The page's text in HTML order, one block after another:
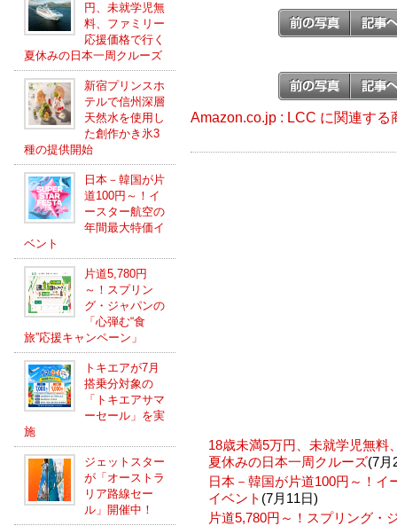
円、未就学児無
料、ファミリー
応援価格で行く
夏休みの日本一周クルーズ
新宿プリンスホ
テルで信州深層
天然水を使用し
た創作かき氷3
種の提供開始
日本－韓国が片
道100円～！イ
ースター航空の
年間最大特価イ
ベント
片道5,780円
～！スプリン
グ・ジャパンの
「心弾む“食
旅”応援キャンペーン」
トキエアが7月
搭乗分対象の
「トキエアサマ
ーセール」を実
施
ジェットスター
が「オーストラ
リア路線セー
ル」開催中！
Amazon.co.jp : LCC に関連する
18歳未満5万円、未就学児無料
夏休みの日本一周クルーズ(7月
日本－韓国が片道100円～！イ
イベント (7月11日)
片道5,780円～！スプリング・